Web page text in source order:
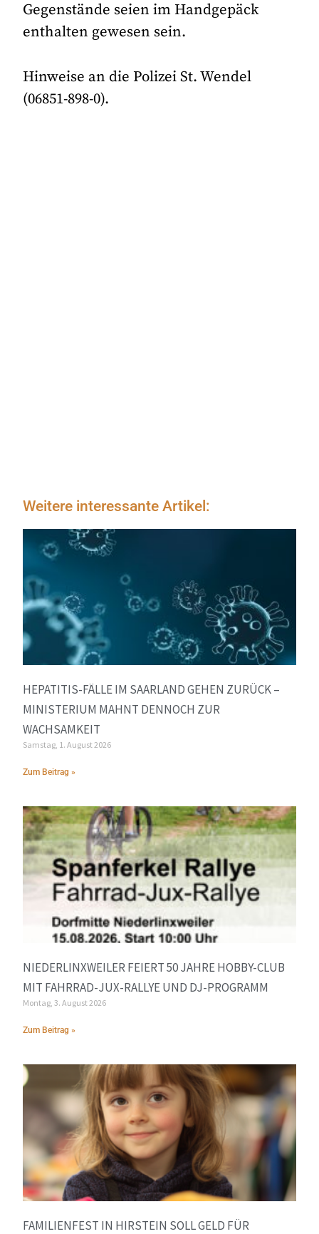
Gegenstände seien im Handgepäck
enthalten gewesen sein.
Hinweise an die Polizei St. Wendel
(06851-898-0).
Weitere interessante Artikel:
HEPATITIS-FÄLLE IM SAARLAND GEHEN ZURÜCK –
MINISTERIUM MAHNT DENNOCH ZUR
WACHSAMKEIT
Samstag, 1. August 2026
Zum Beitrag »
NIEDERLINXWEILER FEIERT 50 JAHRE HOBBY-CLUB
MIT FAHRRAD-JUX-RALLYE UND DJ-PROGRAMM
Montag, 3. August 2026
Zum Beitrag »
FAMILIENFEST IN HIRSTEIN SOLL GELD FÜR